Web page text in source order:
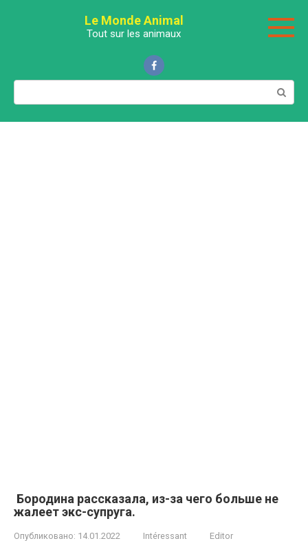
Le Monde Animal
Tout sur les animaux
Поиск:
Бородина рассказала, из-за чего больше не
жалеет экс-супруга.
Опубликовано: 14.01.2022 Intéressant Editor